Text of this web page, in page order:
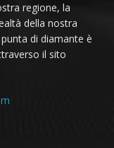
regione, la
della nostra
di diamante è
il sito